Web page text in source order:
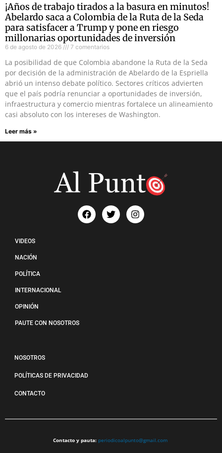
¡Años de trabajo tirados a la basura en minutos!
Abelardo saca a Colombia de la Ruta de la Seda
para satisfacer a Trump y pone en riesgo
millonarias oportunidades de inversión
6 de agosto de 2026 7 comentarios
La posibilidad de que Colombia abandone la Ruta de la Seda
por decisión de la administración de Abelardo de la Espriella
abrió un intenso debate político. Sectores críticos advierten
que el país podría renunciar a oportunidades de inversión,
infraestructura y comercio mientras fortalece un alineamiento
casi absoluto con los intereses de Washington.
Leer más »
VIDEOS
NACIÓN
POLÍTICA
INTERNACIONAL
OPINIÓN
PAUTE CON NOSOTROS
NOSOTROS
POLÍTICAS DE PRIVACIDAD
CONTACTO
Contacto y pauta: periodicoalpunto@gmail.com